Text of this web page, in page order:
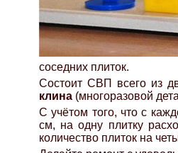
соседних плиток.
Состоит СВП всего из
клина(многоразовой
С учётом того, что с
см, на одну плитку
количество плиток на